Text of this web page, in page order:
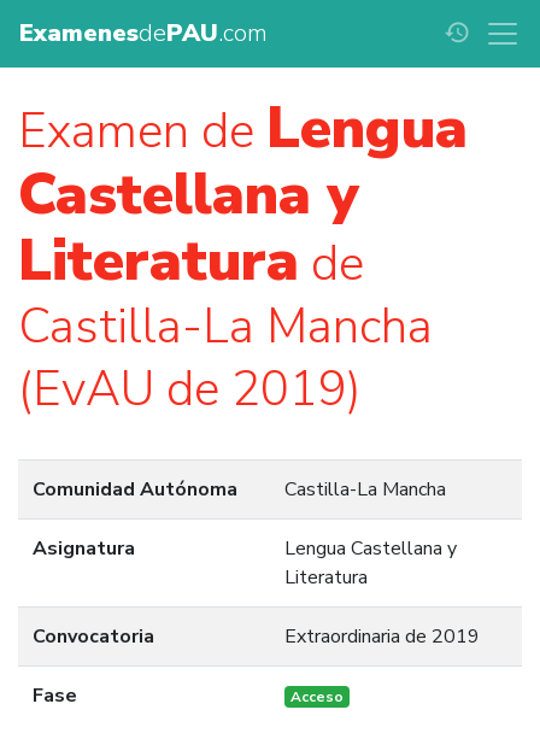
ExamenesdePAU.com history
Examen de Lengua
Castellana y
Literatura de
Castilla-La Mancha
(EvAU de 2019)
Comunidad Autónoma Castilla-La Mancha
Asignatura
Lengua Castellana y
Literatura
Convocatoria Extraordinaria de 2019
Fase Acceso